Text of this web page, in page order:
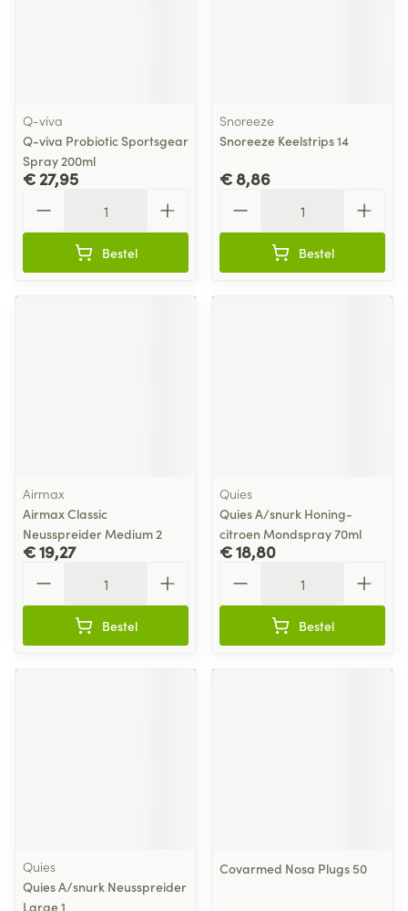
Q-viva
Q-viva Probiotic Sportsgear
Spray 200ml
€ 27,95
Bestel
Snoreeze
Snoreeze Keelstrips 14
€ 8,86
Bestel
Airmax
Airmax Classic
Neusspreider Medium 2
€ 19,27
Bestel
Quies
Quies A/snurk Honing-
citroen Mondspray 70ml
€ 18,80
Bestel
Quies
Quies A/snurk Neusspreider
Large 1
Covarmed Nosa Plugs 50